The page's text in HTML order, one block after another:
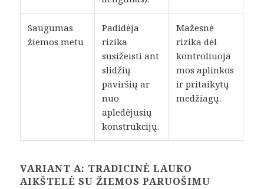
Saugumas
žiemos metu
Padidėja
rizika
susižeisti ant
slidžių
paviršių ar
nuo
apledėjusių
konstrukcijų.
Mažesnė
rizika dėl
kontroliuoja
mos aplinkos
ir pritaikytų
medžiagų.
VARIANT A: TRADICINĖ LAUKO
AIKŠTELĖ SU ŽIEMOS PARUOŠIMU